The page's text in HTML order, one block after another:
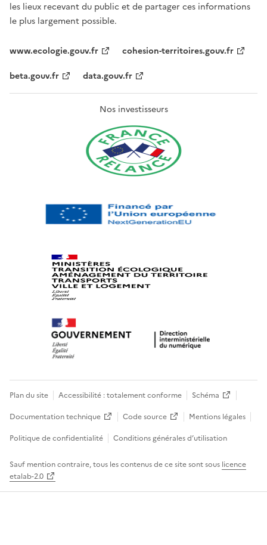
les lieux recevant du public et de partager ces informations
le plus largement possible.
www.ecologie.gouv.fr
cohesion-territoires.gouv.fr
beta.gouv.fr
data.gouv.fr
Nos investisseurs
Plan du site Accessibilité : totalement conforme
Schéma
Documentation technique
Code source
Mentions légales
Politique de confidentialité
Conditions générales d’utilisation
Sauf mention contraire, tous les contenus de ce site sont sous licence
etalab-2.0